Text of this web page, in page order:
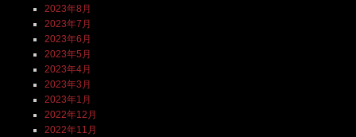
2023年8月
2023年7月
2023年6月
2023年5月
2023年4月
2023年3月
2023年1月
2022年12月
2022年11月